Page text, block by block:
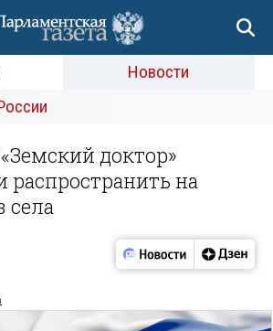
Новости
доктор»
на
села